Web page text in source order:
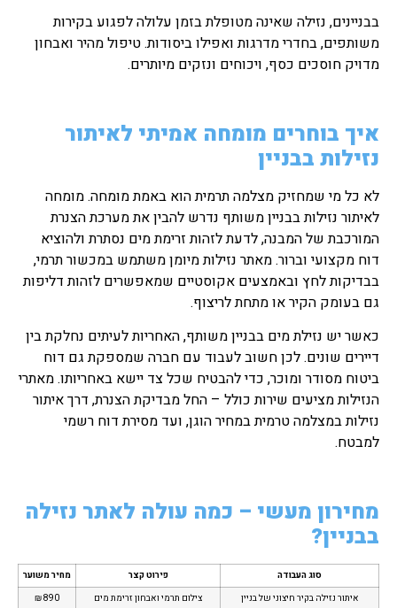
בבניינים, נזילה שאינה מטופלת בזמן עלולה לפגוע בקירות
משותפים, בחדרי מדרגות ואפילו ביסודות. טיפול מהיר ואבחון
מדויק חוסכים כסף, ויכוחים ונזקים מיותרים.
איך בוחרים מומחה אמיתי לאיתור
נזילות בבניין
לא כל מי שמחזיק מצלמה תרמית הוא באמת מומחה. מומחה
לאיתור נזילות בבניין משותף נדרש להבין את מערכת הצנרת
המורכבת של המבנה, לדעת לזהות זרימת מים נסתרת ולהוציא
דוח מקצועי וברור. מאתר נזילות מיומן משתמש במכשור תרמי,
בבדיקות לחץ ובאמצעים אקוסטיים שמאפשרים לזהות דליפות
גם בעומק הקיר או מתחת לריצוף.
כאשר יש נזילת מים בבניין משותף, האחריות לעיתים נחלקת בין
דיירים שונים. לכן חשוב לעבוד עם חברה שמספקת גם דוח
ביטוח מסודר ומוכר, כדי להבטיח שכל צד יישא באחריותו. מאתרי
הנזילות מציעים שירות כולל – החל מבדיקת הצנרת, דרך איתור
נזילות במצלמה טרמית במחיר הוגן, ועד מסירת דוח רשמי
למבטח.
מחירון מעשי – כמה עולה לאתר נזילה
בבניין?
סוג העבודה פירוט קצר
מחיר משוער
איתור נזילה בקיר חיצוני של בניין
צילום תרמי ואבחון זרימת מים